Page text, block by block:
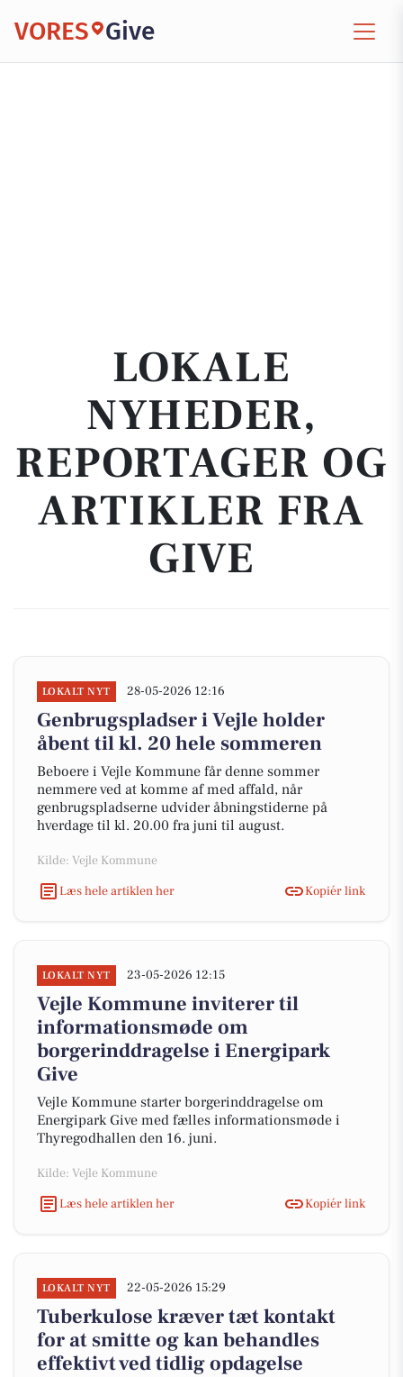
VORES Give
LOKALE
NYHEDER,
REPORTAGER OG
ARTIKLER FRA
GIVE
LOKALT NYT 28-05-2026 12:16
Genbrugspladser i Vejle holder
åbent til kl. 20 hele sommeren
Beboere i Vejle Kommune får denne sommer
nemmere ved at komme af med affald, når
genbrugspladserne udvider åbningstiderne på
hverdage til kl. 20.00 fra juni til august.
Kilde: Vejle Kommune
Læs hele artiklen her
Kopiér link
LOKALT NYT 23-05-2026 12:15
Vejle Kommune inviterer til
informationsmøde om
borgerinddragelse i Energipark
Give
Vejle Kommune starter borgerinddragelse om
Energipark Give med fælles informationsmøde i
Thyregodhallen den 16. juni.
Kilde: Vejle Kommune
Læs hele artiklen her
Kopiér link
LOKALT NYT 22-05-2026 15:29
Tuberkulose kræver tæt kontakt
for at smitte og kan behandles
effektivt ved tidlig opdagelse